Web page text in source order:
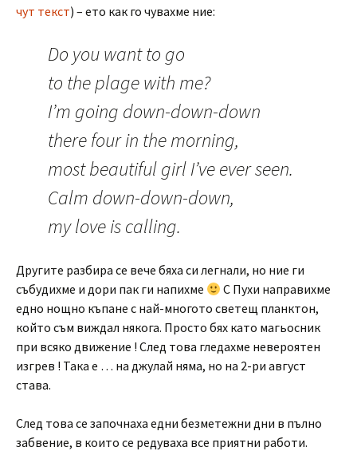
чут текст) – ето как го чувахме ние:
Do you want to go
to the plage with me?
I’m going down-down-down
there four in the morning,
most beautiful girl I’ve ever seen.
Calm down-down-down,
my love is calling.
Другите разбира се вече бяха си легнали, но ние ги
събудихме и дори пак ги напихме
С Пухи направихме
едно нощно къпане с най-многото светещ планктон,
който съм виждал някога. Просто бях като магьосник
при всяко движение ! След това гледахме невероятен
изгрев ! Така е … на джулай няма, но на 2-ри август
става.
След това се започнаха едни безметежни дни в пълно
забвение, в които се редуваха все приятни работи.